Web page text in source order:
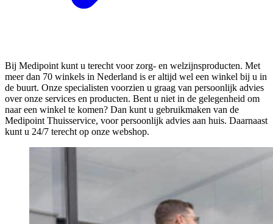
Bij Medipoint kunt u terecht voor zorg- en welzijnsproducten. Met
meer dan 70 winkels in Nederland is er altijd wel een winkel bij u in
de buurt. Onze specialisten voorzien u graag van persoonlijk advies
over onze services en producten. Bent u niet in de gelegenheid om
naar een winkel te komen? Dan kunt u gebruikmaken van de
Medipoint Thuisservice, voor persoonlijk advies aan huis. Daarnaast
kunt u 24/7 terecht op onze webshop.